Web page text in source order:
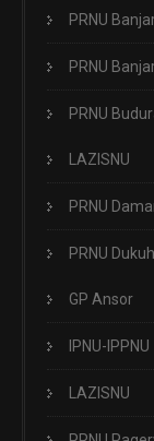
PRNU
PRNU
PRNU
LAZISNU
PRNU
PRNU
GP Ansor
IPNU-IPPNU
LAZISNU